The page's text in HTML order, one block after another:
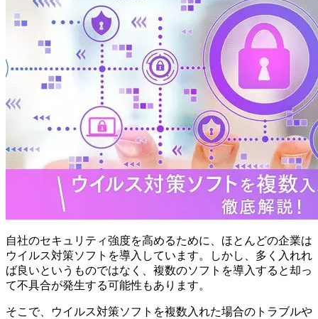
自社のセキュリティ強度を高めるために、ほとんどの企業は
ウイルス対策ソフトを導入しています。しかし、多く入れれ
ば良いというものではなく、複数のソフトを導入すると却っ
て不具合が発生する可能性もあります。
そこで、ウイルス対策ソフトを複数入れた場合のトラブルや